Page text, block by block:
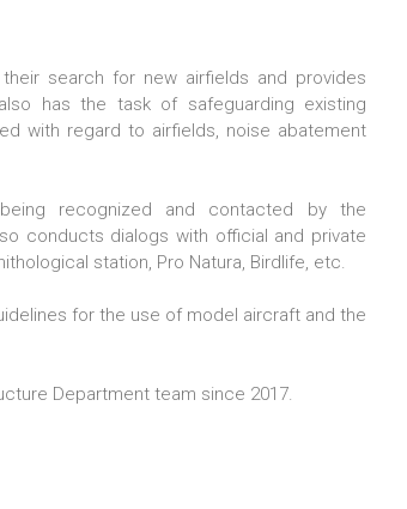
search for new airfields and provides
has the task of safeguarding existing
with regard to airfields, noise abatement
recognized and contacted by the
conducts dialogs with official and private
station, Pro Natura, Birdlife, etc.
for the use of model aircraft and the
Department team since 2017.